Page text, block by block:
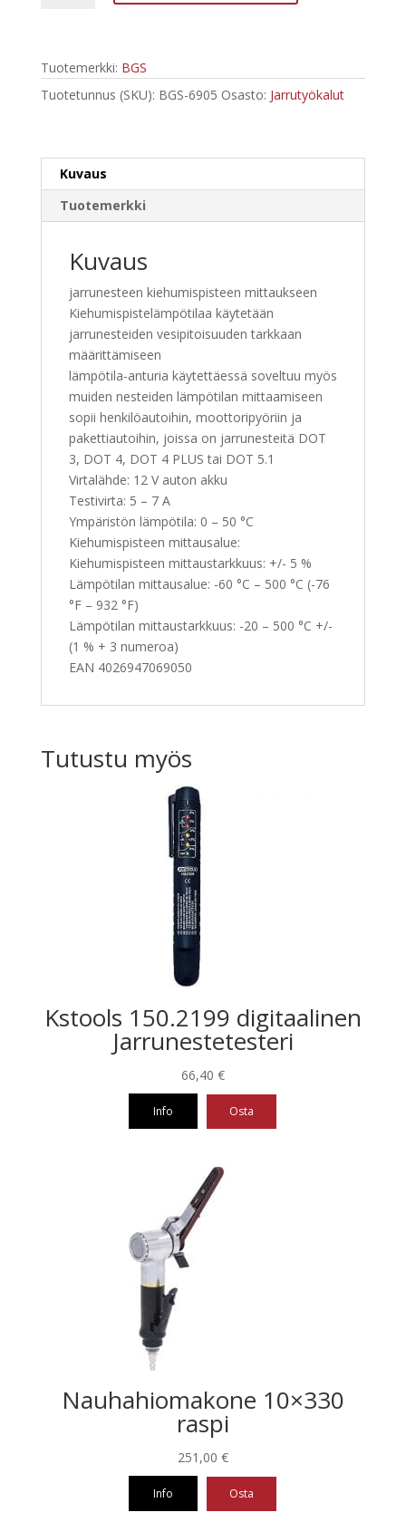
määrä
Tuotemerkki: BGS
Tuotetunnus (SKU): BGS-6905 Osasto: Jarrutyökalut
Kuvaus
Tuotemerkki
Kuvaus
jarrunesteen kiehumispisteen mittaukseen
Kiehumispistelämpötilaa käytetään
jarrunesteiden vesipitoisuuden tarkkaan
määrittämiseen
lämpötila-anturia käytettäessä soveltuu myös
muiden nesteiden lämpötilan mittaamiseen
sopii henkilöautoihin, moottoripyöriin ja
pakettiautoihin, joissa on jarrunesteitä DOT
3, DOT 4, DOT 4 PLUS tai DOT 5.1
Virtalähde: 12 V auton akku
Testivirta: 5 – 7 A
Ympäristön lämpötila: 0 – 50 °C
Kiehumispisteen mittausalue:
Kiehumispisteen mittaustarkkuus: +/- 5 %
Lämpötilan mittausalue: -60 °C – 500 °C (-76
°F – 932 °F)
Lämpötilan mittaustarkkuus: -20 – 500 °C +/-
(1 % + 3 numeroa)
EAN 4026947069050
Tutustu myös
Kstools 150.2199 digitaalinen
Jarrunestetesteri
66,40 €
Info Osta
Nauhahiomakone 10×330
raspi
251,00 €
Info Osta